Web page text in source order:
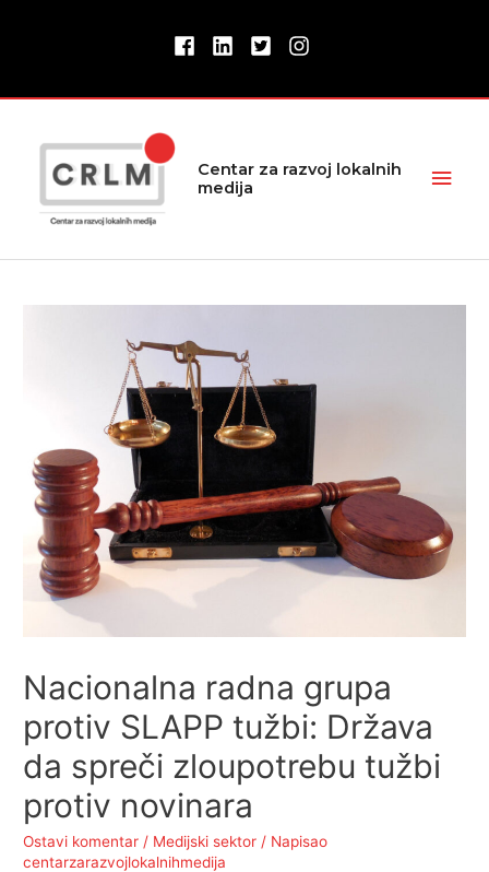
Centar za razvoj lokalnih
medija
Nacionalna radna grupa
protiv SLAPP tužbi: Država
da spreči zloupotrebu tužbi
protiv novinara
Ostavi komentar / Medijski sektor / Napisao
centarzarazvojlokalnihmedija